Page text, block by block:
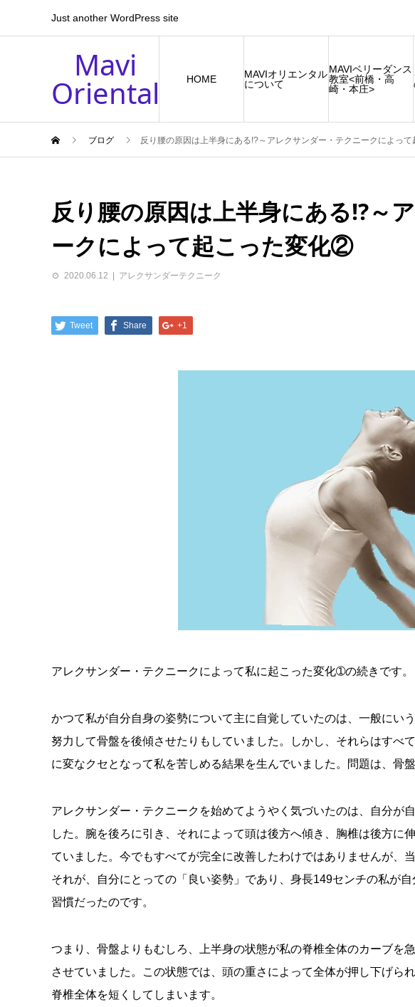
Just another WordPress site
Mavi
Oriental HOME
MAVIオリエンタル
について
MAVIベリーダンス
教室<前橋・高
崎・本庄>
ブログ 反り腰の原因は上半身にある!?～アレクサンダー・テクニークによっ
反り腰の原因は上半身にある!?～
ークによって起こった変化②
2020.06.12 アレクサンダーテクニーク
Tweet Share +1
アレクサンダー・テクニークによって私に起こった変化➀の続きです。
かつて私が自分自身の姿勢について主に自覚していたのは、一般にい
努力して骨盤を後傾させたりもしていました。しかし、それらはすべ
に変なクセとなって私を苦しめる結果を生んでいました。問題は、骨
アレクサンダー・テクニークを始めてようやく気づいたのは、自分が
した。腕を後ろに引き、それによって頭は後方へ傾き、胸椎は後方に
ていました。今でもすべてが完全に改善したわけではありませんが、
それが、自分にとっての「良い姿勢」であり、身長149センチの私が
習慣だったのです。
つまり、骨盤よりもむしろ、上半身の状態が私の脊椎全体のカーブを
させていました。この状態では、頭の重さによって全体が押し下げら
脊椎全体を短くしてしまいます。